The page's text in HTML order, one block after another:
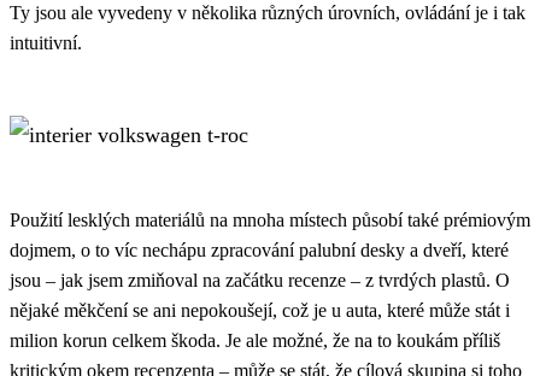
Ty jsou ale vyvedeny v několika různých úrovních, ovládání je i tak
intuitivní.
Použití lesklých materiálů na mnoha místech působí také prémiovým
dojmem, o to víc nechápu zpracování palubní desky a dveří, které
jsou – jak jsem zmiňoval na začátku recenze – z tvrdých plastů. O
nějaké měkčení se ani nepokoušejí, což je u auta, které může stát i
milion korun celkem škoda. Je ale možné, že na to koukám příliš
kritickým okem recenzenta – může se stát, že cílová skupina si toho